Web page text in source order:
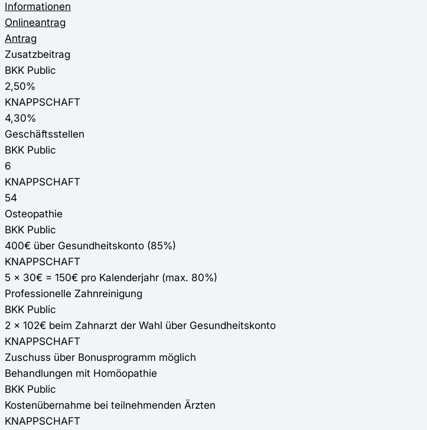
Informationen
Onlineantrag
Antrag
Zusatzbeitrag
BKK Public
2,50%
KNAPPSCHAFT
4,30%
Geschäftsstellen
BKK Public
6
KNAPPSCHAFT
54
Osteopathie
BKK Public
400€ über Gesundheitskonto (85%)
KNAPPSCHAFT
5 x 30€ = 150€ pro Kalenderjahr (max. 80%)
Professionelle Zahnreinigung
BKK Public
2 x 102€ beim Zahnarzt der Wahl über Gesundheitskonto
KNAPPSCHAFT
Zuschuss über Bonusprogramm möglich
Behandlungen mit Homöopathie
BKK Public
Kostenübernahme bei teilnehmenden Ärzten
KNAPPSCHAFT